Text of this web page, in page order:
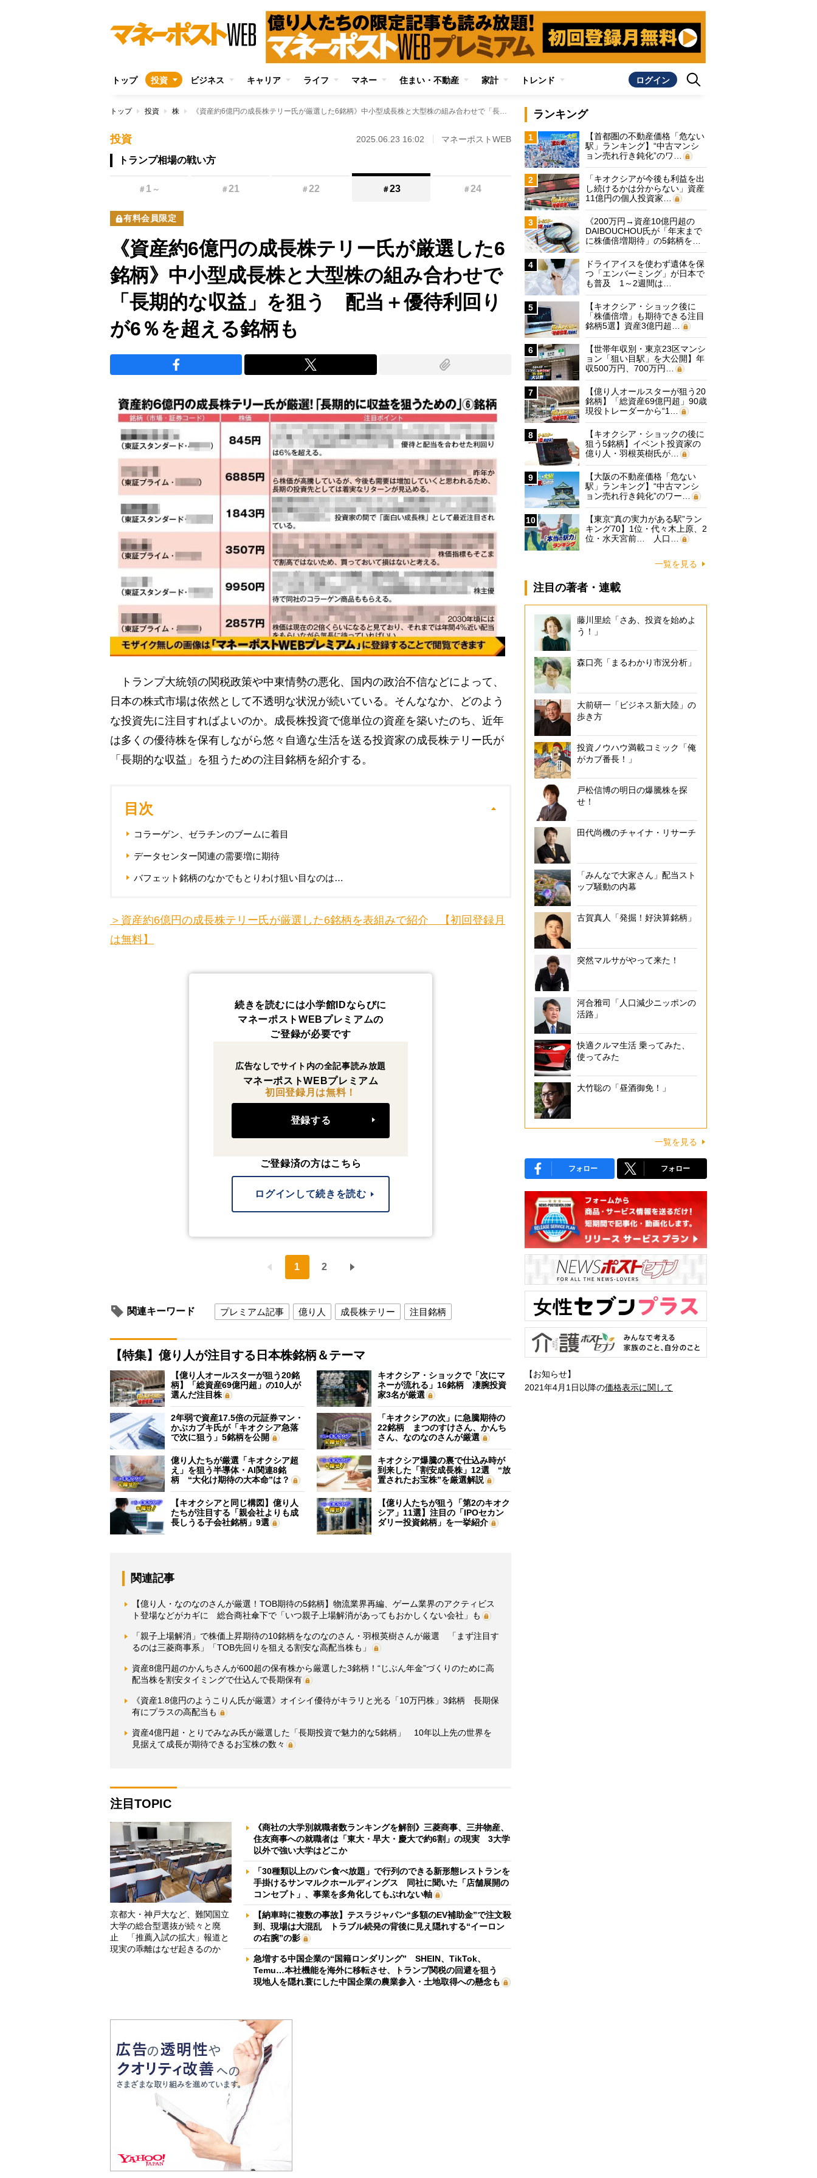
トップ 投資 ビジネス キャリア ライフ マネー 住まい・不動産 家計 トレンド ログイン
トップ 投資 株 《資産約6億円の成長株テリー氏が厳選した6銘柄》中小型成長株と大型株の組み合わせで「長期的な収益」を狙う 配当＋優待利回りが6％を超える銘柄も
投資 2025.06.23 16:02 マネーポストWEB
トランプ相場の戦い方
＃ 1 ～ ＃21 ＃22 ＃23 ＃24
有料会員限定
《資産約6億円の成長株テリー氏が厳選した6
銘柄》中小型成長株と大型株の組み合わせで
「長期的な収益」を狙う 配当＋優待利回り
が6％を超える銘柄も
トランプ大統領の関税政策や中東情勢の悪化、国内の政治不信などによって、
日本の株式市場は依然として不透明な状況が続いている。そんななか、どのよう
な投資先に注目すればよいのか。成長株投資で億単位の資産を築いたのち、近年
は多くの優待株を保有しながら悠々自適な生活を送る投資家の成長株テリー氏が
「長期的な収益」を狙うための注目銘柄を紹介する。
目次
コラーゲン、ゼラチンのブームに着目
データセンター関連の需要増に期待
バフェット銘柄のなかでもとりわけ狙い目なのは…
＞資産約6億円の成長株テリー氏が厳選した6銘柄を表組みで紹介 【初回登録月
は無料】
続きを読むには小学館IDならびに
マネーポストWEBプレミアムの
ご登録が必要です
広告なしでサイト内の全記事読み放題
マネーポストWEBプレミアム
初回登録月は無料！
登録する
ご登録済の方はこちら
ログインして続きを読む
1 2
関連キーワード プレミアム記事 億り人 成長株テリー 注目銘柄
【特集】億り人が注目する日本株銘柄＆テーマ
【億り人オールスターが狙う20銘
柄】「総資産69億円超」の10人が
選んだ注目株
キオクシア・ショックで「次にマ
ネーが流れる」16銘柄 凄腕投資
家3名が厳選
2年弱で資産17.5倍の元証券マン・
かぶカブキ氏が「キオクシア急落
で次に狙う」5銘柄を公開
「キオクシアの次」に急騰期待の
22銘柄 まつのすけさん、かんち
さん、なのなのさんが厳選
億り人たちが厳選「キオクシア超
え」を狙う半導体・AI関連8銘
柄 “大化け期待の大本命”は？
キオクシア爆騰の裏で仕込み時が
到来した「割安成長株」12選 “放
置されたお宝株”を厳選解説
【キオクシアと同じ構図】億り人
たちが注目する「親会社よりも成
長しうる子会社銘柄」9選
【億り人たちが狙う「第2のキオク
シア」11選】注目の「IPOセカン
ダリー投資銘柄」を一挙紹介
関連記事
【億り人・なのなのさんが厳選！TOB期待の5銘柄】物流業界再編、ゲーム業界のアクティビス
ト登場などがカギに 総合商社傘下で「いつ親子上場解消があってもおかしくない会社」も
「親子上場解消」で株価上昇期待の10銘柄をなのなのさん・羽根英樹さんが厳選 「まず注目す
るのは三菱商事系」「TOB先回りを狙える割安な高配当株も」
資産8億円超のかんちさんが600超の保有株から厳選した3銘柄！“じぶん年金”づくりのために高
配当株を割安タイミングで仕込んで長期保有
《資産1.8億円のようこりん氏が厳選》オイシイ優待がキラリと光る「10万円株」3銘柄 長期保
有にプラスの高配当も
資産4億円超・とりでみなみ氏が厳選した「長期投資で魅力的な5銘柄」 10年以上先の世界を
見据えて成長が期待できるお宝株の数々
注目TOPIC
京都大・神戸大など、難関国立
大学の総合型選抜が続々と廃
止 「推薦入試の拡大」報道と
現実の乖離はなぜ起きるのか
《商社の大学別就職者数ランキングを解剖》三菱商事、三井物産、
住友商事への就職者は「東大・早大・慶大で約6割」の現実 3大学
以外で強い大学はどこか
「30種類以上のパン食べ放題」で行列のできる新形態レストランを
手掛けるサンマルクホールディングス 同社に聞いた「店舗展開の
コンセプト」、事業を多角化してもぶれない軸
【納車時に複数の事故】テスラジャパン“多額のEV補助金”で注文殺
到、現場は大混乱 トラブル続発の背後に見え隠れする“イーロン
の右腕”の影
急増する中国企業の“国籍ロンダリング” SHEIN、TikTok、
Temu…本社機能を海外に移転させ、トランプ関税の回避を狙う
現地人を隠れ蓑にした中国企業の農業参入・土地取得への懸念も
ランキング
1
【首都圏の不動産価格「危ない
駅」ランキング】“中古マンシ
ョン売れ行き鈍化”のワ…
2
「キオクシアが今後も利益を出
し続けるかは分からない」資産
11億円の個人投資家…
3
《200万円→資産10億円超の
DAIBOUCHOU氏が「年末まで
に株価倍増期待」の5銘柄を…
4
ドライアイスを使わず遺体を保
つ「エンバーミング」が日本で
も普及 1～2週間は…
5
【キオクシア・ショック後に
「株価倍増」も期待できる注目
銘柄5選】資産3億円超…
6
【世帯年収別・東京23区マンシ
ョン「狙い目駅」を大公開】年
収500万円、700万円…
7
【億り人オールスターが狙う20
銘柄】「総資産69億円超」90歳
現役トレーダーから“1…
8
【キオクシア・ショックの後に
狙う5銘柄】イベント投資家の
億り人・羽根英樹氏が…
9
【大阪の不動産価格「危ない
駅」ランキング】“中古マンシ
ョン売れ行き鈍化”のワー…
10
【東京“真の実力がある駅”ラン
キング70】1位・代々木上原、2
位・水天宮前… 人口…
一覧を見る
注目の著者・連載
藤川里絵「さあ、投資を始めよ
う！」
森口亮「まるわかり市況分析」
大前研一「ビジネス新大陸」の
歩き方
投資ノウハウ満載コミック「俺
がカブ番長！」
戸松信博の明日の爆騰株を探
せ！
田代尚機のチャイナ・リサーチ
「みんなで大家さん」配当スト
ップ騒動の内幕
古賀真人「発掘！好決算銘柄」
突然マルサがやって来た！
河合雅司「人口減少ニッポンの
活路」
快適クルマ生活 乗ってみた、
使ってみた
大竹聡の「昼酒御免！」
一覧を見る
フォロー フォロー
【お知らせ】
2021年4月1日以降の価格表示に関して